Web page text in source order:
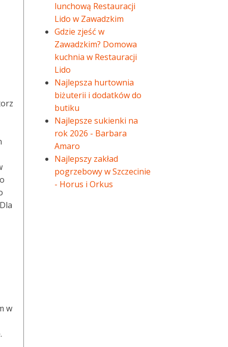
w
lunchową Restauracji
Lido w Zawadzkim
Gdzie zjeść w
Zawadzkim? Domowa
kuchnia w Restauracji
Lido
Najlepsza hurtownia
biżuterii i dodatków do
butiku
Najlepsze sukienki na
rok 2026 - Barbara
Amaro
Najlepszy zakład
pogrzebowy w Szczecinie
- Horus i Orkus